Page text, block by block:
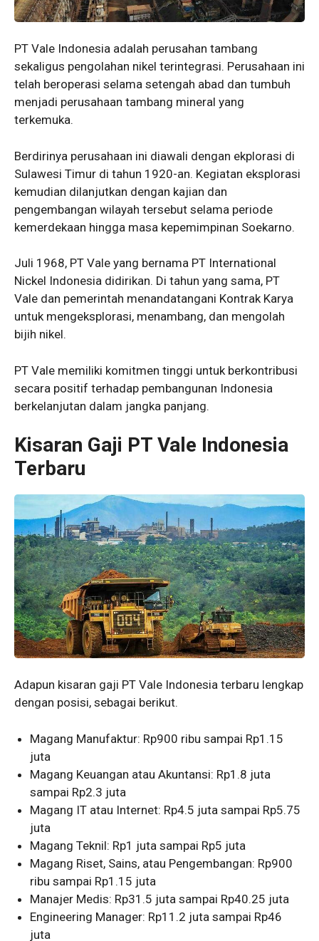
PT Vale Indonesia adalah perusahan tambang
sekaligus pengolahan nikel terintegrasi. Perusahaan ini
telah beroperasi selama setengah abad dan tumbuh
menjadi perusahaan tambang mineral yang
terkemuka.
Berdirinya perusahaan ini diawali dengan ekplorasi di
Sulawesi Timur di tahun 1920-an. Kegiatan eksplorasi
kemudian dilanjutkan dengan kajian dan
pengembangan wilayah tersebut selama periode
kemerdekaan hingga masa kepemimpinan Soekarno.
Juli 1968, PT Vale yang bernama PT International
Nickel Indonesia didirikan. Di tahun yang sama, PT
Vale dan pemerintah menandatangani Kontrak Karya
untuk mengeksplorasi, menambang, dan mengolah
bijih nikel.
PT Vale memiliki komitmen tinggi untuk berkontribusi
secara positif terhadap pembangunan Indonesia
berkelanjutan dalam jangka panjang.
Kisaran Gaji PT Vale Indonesia
Terbaru
Adapun kisaran gaji PT Vale Indonesia terbaru lengkap
dengan posisi, sebagai berikut.
Magang Manufaktur: Rp900 ribu sampai Rp1.15
juta
Magang Keuangan atau Akuntansi: Rp1.8 juta
sampai Rp2.3 juta
Magang IT atau Internet: Rp4.5 juta sampai Rp5.75
juta
Magang Teknil: Rp1 juta sampai Rp5 juta
Magang Riset, Sains, atau Pengembangan: Rp900
ribu sampai Rp1.15 juta
Manajer Medis: Rp31.5 juta sampai Rp40.25 juta
Engineering Manager: Rp11.2 juta sampai Rp46
juta